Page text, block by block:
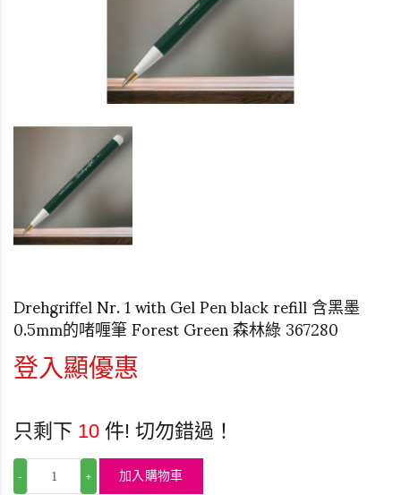
Drehgriffel Nr. 1 with Gel Pen black refill 含黑墨
0.5mm的啫喱筆 Forest Green 森林綠 367280
登入顯優惠
只剩下 10 件! 切勿錯過！
- + 加入購物車